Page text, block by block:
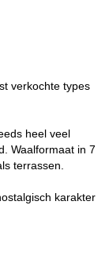
verkochte types
heel veel
Waalformaat in 7
terrassen.
karakter